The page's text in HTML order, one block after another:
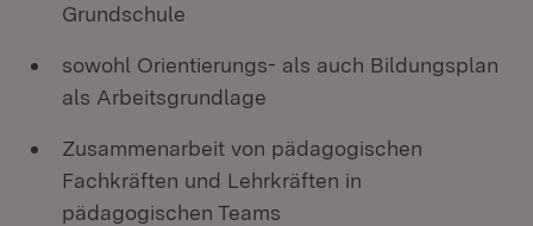
Grundschule
sowohl Orientierungs- als auch Bildungsplan
als Arbeitsgrundlage
Zusammenarbeit von pädagogischen
Fachkräften und Lehrkräften in
pädagogischen Teams